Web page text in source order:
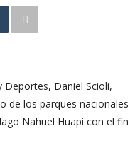
Daniel Scioli,
de los parques nacionales
Nahuel Huapi con el fin